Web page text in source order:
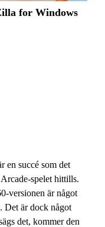
en succé som det
spelet hittills.
versionen är något
Det är dock något
det, kommer den
for Windows